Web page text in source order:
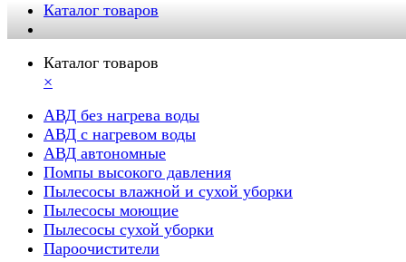
Каталог товаров
Каталог товаров
×
АВД без нагрева воды
АВД с нагревом воды
АВД автономные
Помпы высокого давления
Пылесосы влажной и сухой уборки
Пылесосы моющие
Пылесосы сухой уборки
Пароочистители